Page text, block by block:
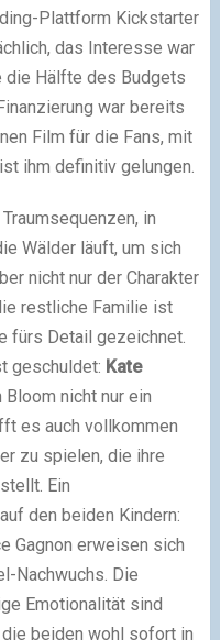
Plattform Kickstarter
das Interesse war
die Hälfte des Budgets
war bereits
Film für die Fans, mit
ihm definitiv gelungen.
in
Wälder läuft, um sich
nicht nur der Charakter
restliche Familie ist
fürs Detail gezeichnet.
geschuldet: Kate
nicht nur ein
es auch vollkommen
zu spielen, die ihre
Ein
den beiden Kindern:
Gagnon erweisen sich
Nachwuchs. Die
Emotionalität sind
beiden wohl sofort in